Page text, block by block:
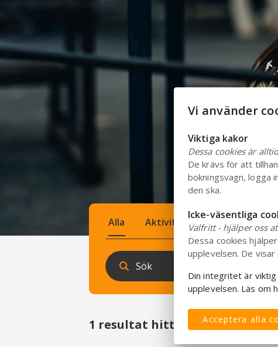
Alla Aktiviteter
1 resultat hittades
Vi använder
Viktiga kakor
Dessa cookies är
De krävs för att
bokningsvagn, logga
den ska.
Icke-väsentliga
Valfritt - hjälper oss
Dessa cookies
upplevelsen. De
Din integritet är
upplevelsen. Läs om
Acceptera alla